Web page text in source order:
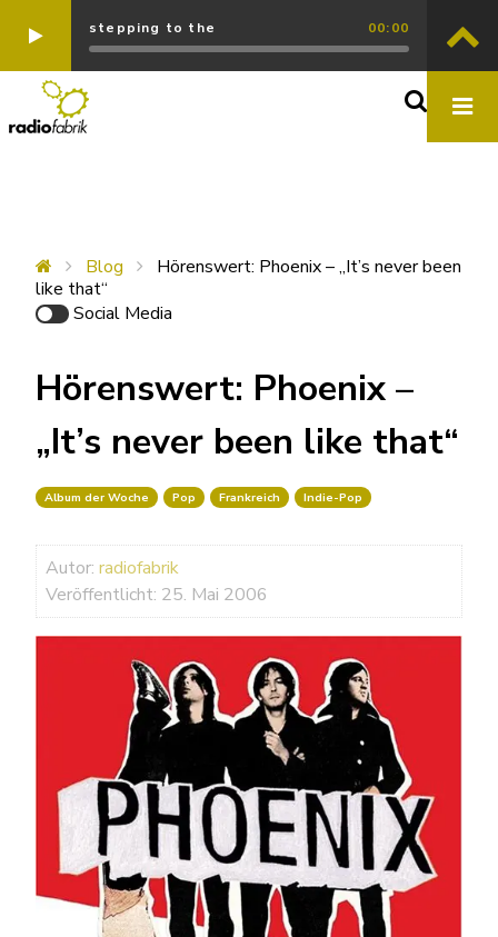
stepping to the 00:00
Blog
Hörenswert: Phoenix – „It’s never been
like that“
Social Media
Hörenswert: Phoenix –
„It’s never been like that“
Album der Woche Pop Frankreich Indie-Pop
Autor: radiofabrik
Veröffentlicht: 25. Mai 2006